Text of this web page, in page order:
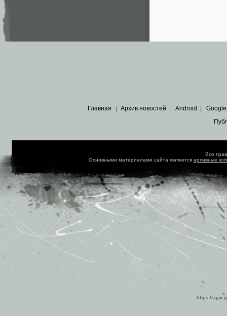
Главная | Архив новостей | Android | Google
Все
Основными материалами сайта являются архивные
https://